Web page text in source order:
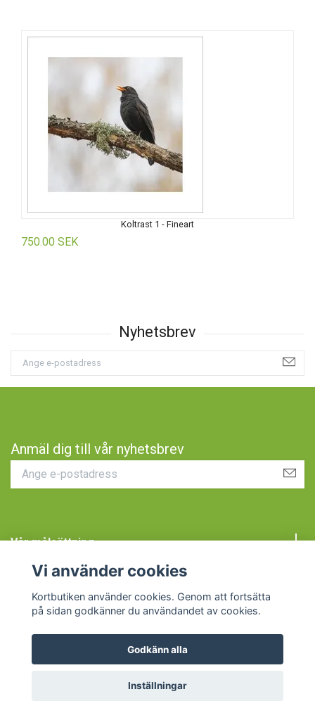
Koltrast 1 - Fineart
750.00 SEK
Anmäl dig till vår nyhetsbrev
Vår målsättning
© 2026 Kortbutiken
Vi använder cookies
Kortbutiken använder cookies. Genom att fortsätta
på sidan godkänner du användandet av cookies.
Godkänn alla
Inställningar